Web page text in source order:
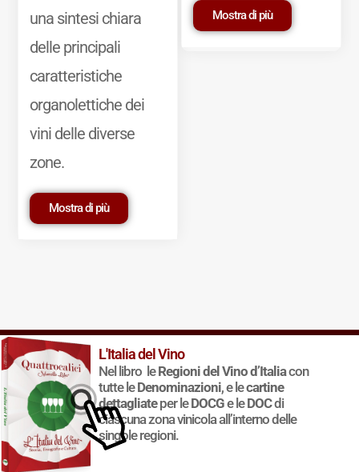
una sintesi chiara
delle principali
caratteristiche
organolettiche dei
vini delle diverse
zone.
Mostra di più
Mostra di più
© 2011-2025 Marcello Leder. All rights reserved. | ® Quattrocalici
Marchio Reg. | P.IVA 03921390245
Condizioni d'uso|Privacy Policy|Cookie Policy|Preferenze
cookie
L'Italia del Vino
Nel libro leRegioni del Vino d’Italiacon
tutte leDenominazioni, e lecartine
dettagliateper leDOCGe leDOCdi
ciascuna zona vinicola all’interno delle
singole regioni.